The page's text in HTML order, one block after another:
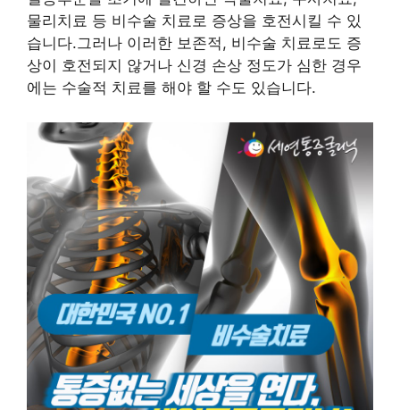
물리치료 등 비수술 치료로 증상을 호전시킬 수 있
습니다.그러나 이러한 보존적, 비수술 치료로도 증
상이 호전되지 않거나 신경 손상 정도가 심한 경우
에는 수술적 치료를 해야 할 수도 있습니다.